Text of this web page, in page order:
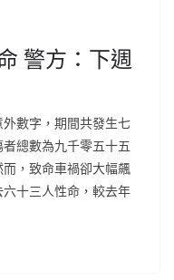
警方：下週
數字，期間共發生七
總數為九千零五十五
，致命車禍卻大幅飆
十三人性命，較去年